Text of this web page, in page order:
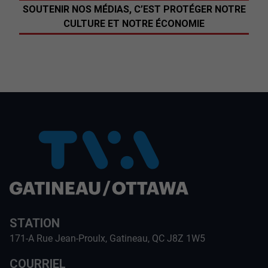
SOUTENIR NOS MÉDIAS, C’EST PROTÉGER NOTRE
CULTURE ET NOTRE ÉCONOMIE
STATION
171-A Rue Jean-Proulx, Gatineau, QC J8Z 1W5
COURRIEL